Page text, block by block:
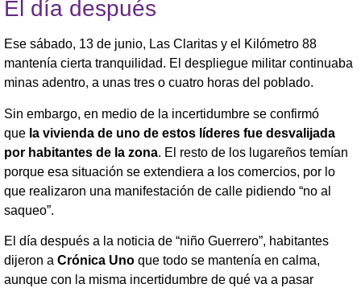
El día después
Ese sábado, 13 de junio, Las Claritas y el Kilómetro 88
mantenía cierta tranquilidad. El despliegue militar continuaba
minas adentro, a unas tres o cuatro horas del poblado.
Sin embargo, en medio de la incertidumbre se confirmó
que la vivienda de uno de estos líderes fue desvalijada
por habitantes de la zona. El resto de los lugareños temían
porque esa situación se extendiera a los comercios, por lo
que realizaron una manifestación de calle pidiendo “no al
saqueo”.
El día después a la noticia de “niño Guerrero”, habitantes
dijeron a Crónica Uno que todo se mantenía en calma,
aunque con la misma incertidumbre de qué va a pasar